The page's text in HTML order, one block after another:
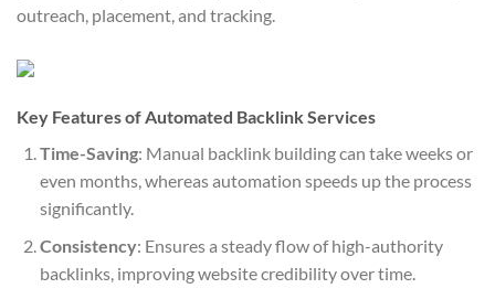
outreach, placement, and tracking.
Key Features of Automated Backlink Services
Time-Saving: Manual backlink building can take weeks or
even months, whereas automation speeds up the process
significantly.
Consistency: Ensures a steady flow of high-authority
backlinks, improving website credibility over time.